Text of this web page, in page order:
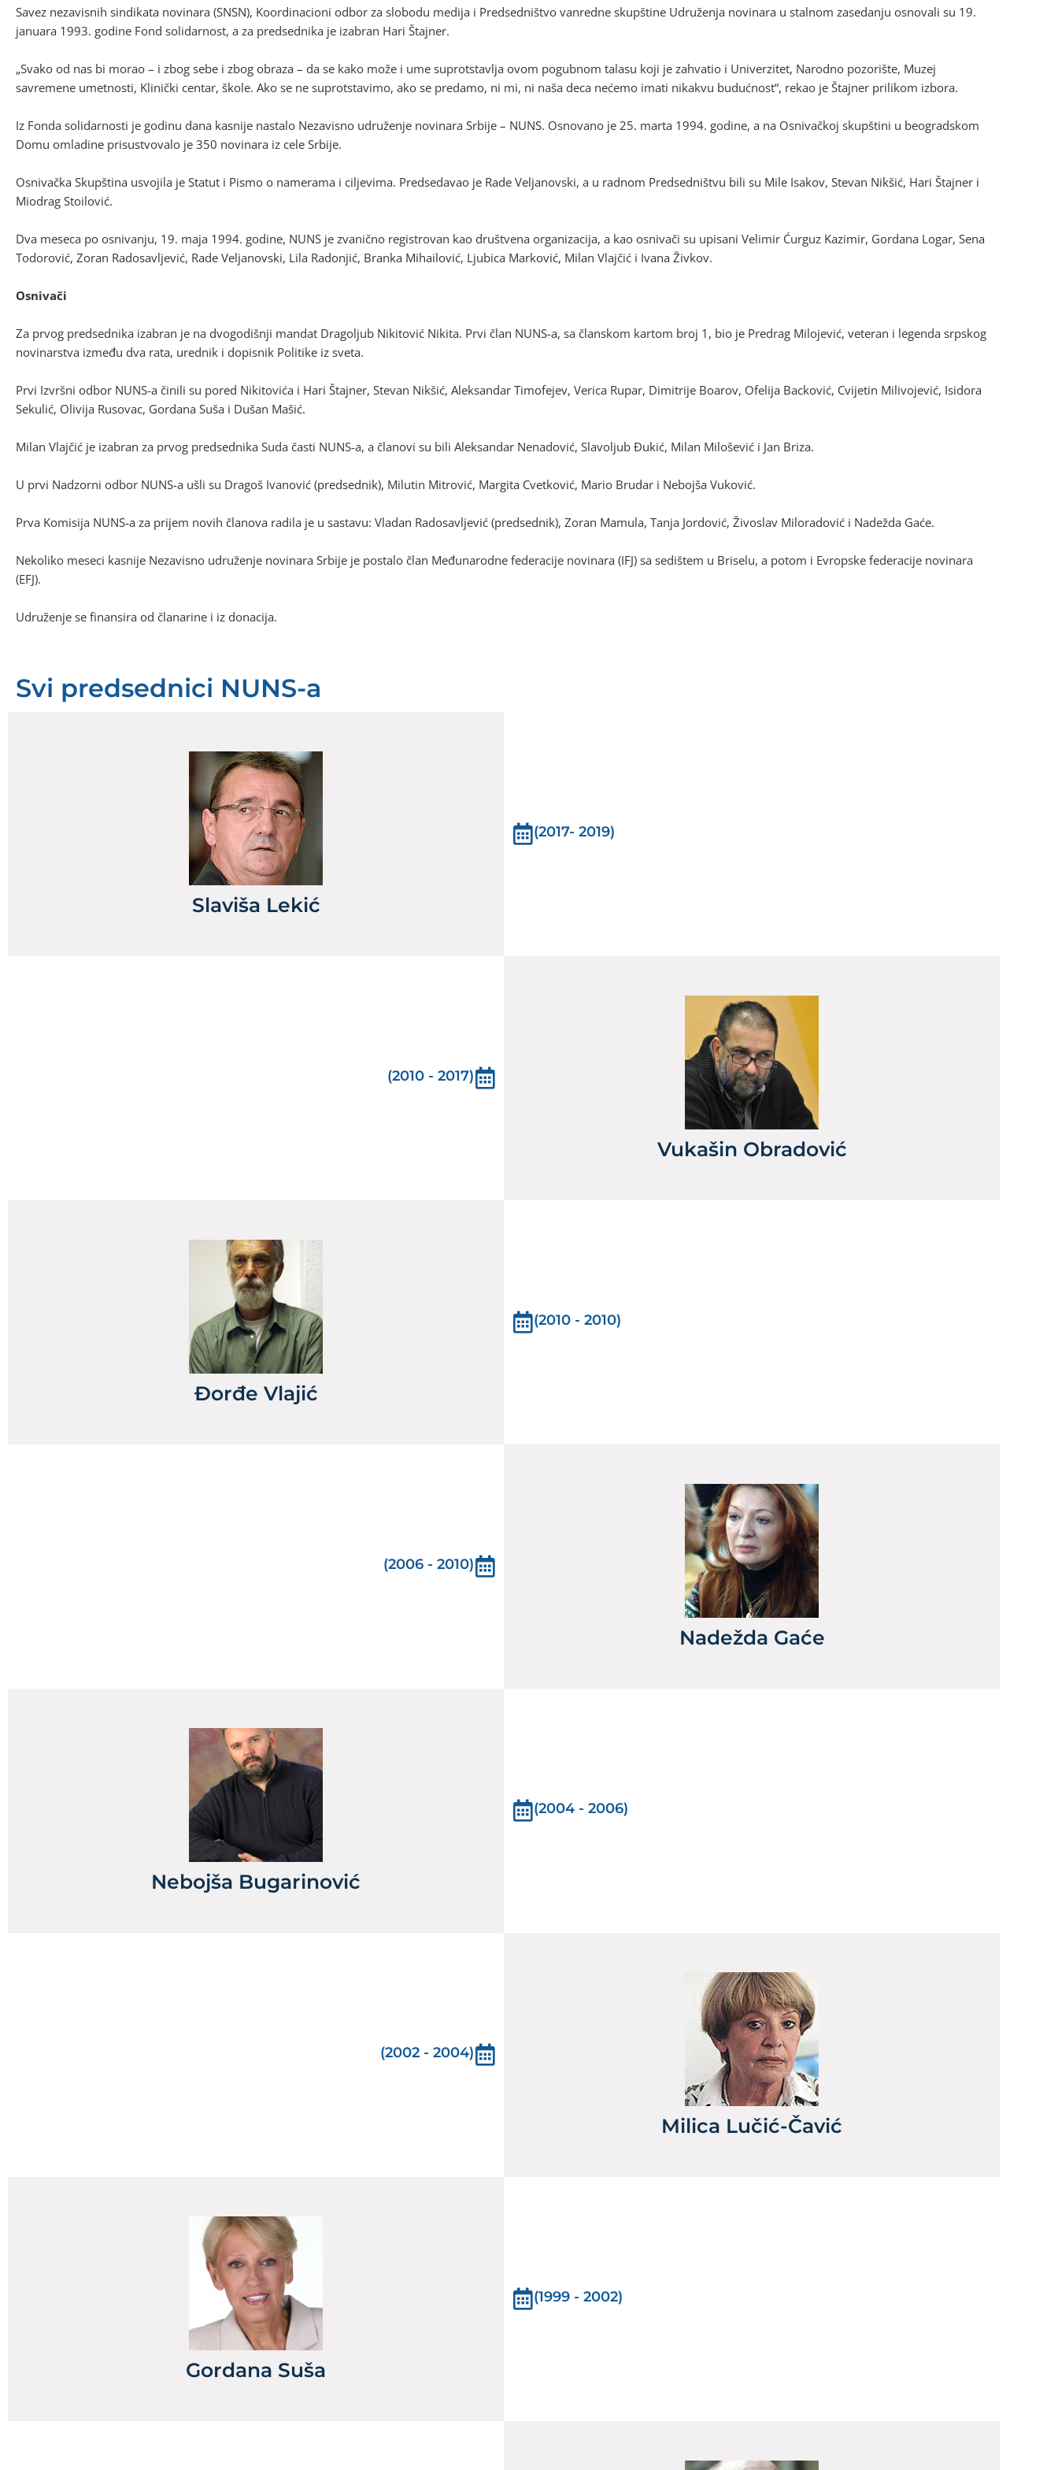
Savez nezavisnih sindikata novinara (SNSN), Koordinacioni odbor za slobodu medija i Predsedništvo vanredne skupštine Udruženja novinara u stalnom zasedanju osnovali su 19.
januara 1993. godine Fond solidarnost, a za predsednika je izabran Hari Štajner.
„Svako od nas bi morao – i zbog sebe i zbog obraza – da se kako može i ume suprotstavlja ovom pogubnom talasu koji je zahvatio i Univerzitet, Narodno pozorište, Muzej
savremene umetnosti, Klinički centar, škole. Ako se ne suprotstavimo, ako se predamo, ni mi, ni naša deca nećemo imati nikakvu budućnost“, rekao je Štajner prilikom izbora.
Iz Fonda solidarnosti je godinu dana kasnije nastalo Nezavisno udruženje novinara Srbije – NUNS. Osnovano je 25. marta 1994. godine, a na Osnivačkoj skupštini u beogradskom
Domu omladine prisustvovalo je 350 novinara iz cele Srbije.
Osnivačka Skupština usvojila je Statut i Pismo o namerama i ciljevima. Predsedavao je Rade Veljanovski, a u radnom Predsedništvu bili su Mile Isakov, Stevan Nikšić, Hari Štajner i
Miodrag Stoilović.
Dva meseca po osnivanju, 19. maja 1994. godine, NUNS je zvanično registrovan kao društvena organizacija, a kao osnivači su upisani Velimir Ćurguz Kazimir, Gordana Logar, Sena
Todorović, Zoran Radosavljević, Rade Veljanovski, Lila Radonjić, Branka Mihailović, Ljubica Marković, Milan Vlajčić i Ivana Živkov.
Osnivači
Za prvog predsednika izabran je na dvogodišnji mandat Dragoljub Nikitović Nikita. Prvi član NUNS-a, sa članskom kartom broj 1, bio je Predrag Milojević, veteran i legenda srpskog
novinarstva između dva rata, urednik i dopisnik Politike iz sveta.
Prvi Izvršni odbor NUNS-a činili su pored Nikitovića i Hari Štajner, Stevan Nikšić, Aleksandar Timofejev, Verica Rupar, Dimitrije Boarov, Ofelija Backović, Cvijetin Milivojević, Isidora
Sekulić, Olivija Rusovac, Gordana Suša i Dušan Mašić.
Milan Vlajčić je izabran za prvog predsednika Suda časti NUNS-a, a članovi su bili Aleksandar Nenadović, Slavoljub Đukić, Milan Milošević i Jan Briza.
U prvi Nadzorni odbor NUNS-a ušli su Dragoš Ivanović (predsednik), Milutin Mitrović, Margita Cvetković, Mario Brudar i Nebojša Vuković.
Prva Komisija NUNS-a za prijem novih članova radila je u sastavu: Vladan Radosavljević (predsednik), Zoran Mamula, Tanja Jordović, Živoslav Miloradović i Nadežda Gaće.
Nekoliko meseci kasnije Nezavisno udruženje novinara Srbije je postalo član Međunarodne federacije novinara (IFJ) sa sedištem u Briselu, a potom i Evropske federacije novinara
(EFJ).
Udruženje se finansira od članarine i iz donacija.
Svi predsednici NUNS-a
Slaviša Lekić
(2017- 2019)
(2010 - 2017)
Vukašin Obradović
Đorđe Vlajić
(2010 - 2010)
(2006 - 2010)
Nadežda Gaće
Nebojša Bugarinović
(2004 - 2006)
(2002 - 2004)
Milica Lučić-Čavić
Gordana Suša
(1999 - 2002)